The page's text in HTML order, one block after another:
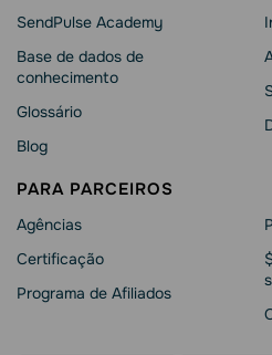
SendPulse Academy
Base de dados de
conhecimento
Glossário
Blog
PARA PARCEIROS
Agências
Сertificação
Programa de Afiliados